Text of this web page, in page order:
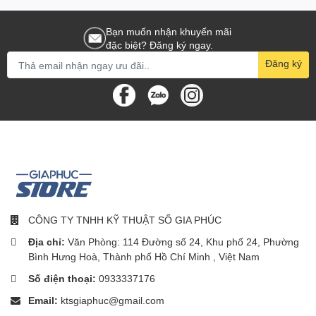
Bạn muốn nhận khuyến mãi
đặc biệt? Đăng ký ngay.
Đăng ký
CÔNG TY TNHH KỸ THUẬT SỐ GIA PHÚC
Địa chỉ: Văn Phòng: 114 Đường số 24, Khu phố 24, Phường
Bình Hưng Hoà, Thành phố Hồ Chí Minh , Việt Nam
Số điện thoại: 0933337176
Email: ktsgiaphuc@gmail.com